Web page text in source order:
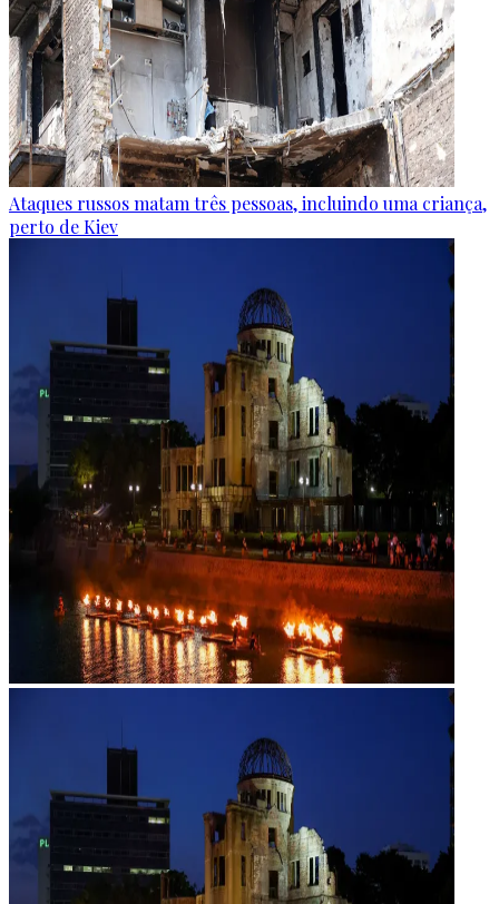
Ataques russos matam três pessoas, incluindo uma criança,
perto de Kiev